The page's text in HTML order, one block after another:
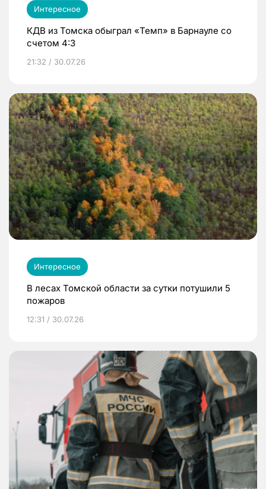
Интересное
КДВ из Томска обыграл «Темп» в Барнауле со
счетом 4:3
21:32 / 30.07.26
Интересное
В лесах Томской области за сутки потушили 5
пожаров
12:31 / 30.07.26